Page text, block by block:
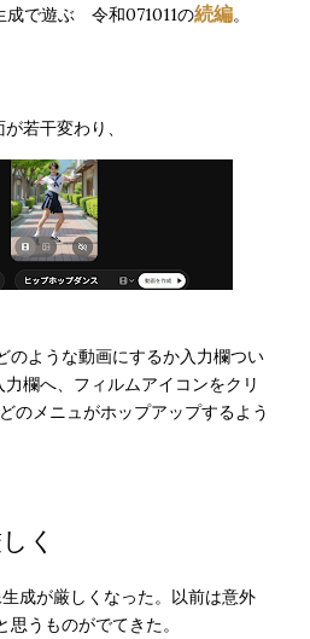
成で遊ぶ 令和071011の続編。
若干変わり、
のような動画にするか入力欄つい
欄へ、フィルムアイコンをクリ
のメニュがホップアップするよう
く
成が厳しくなった。以前は意外
うものがでてきた。